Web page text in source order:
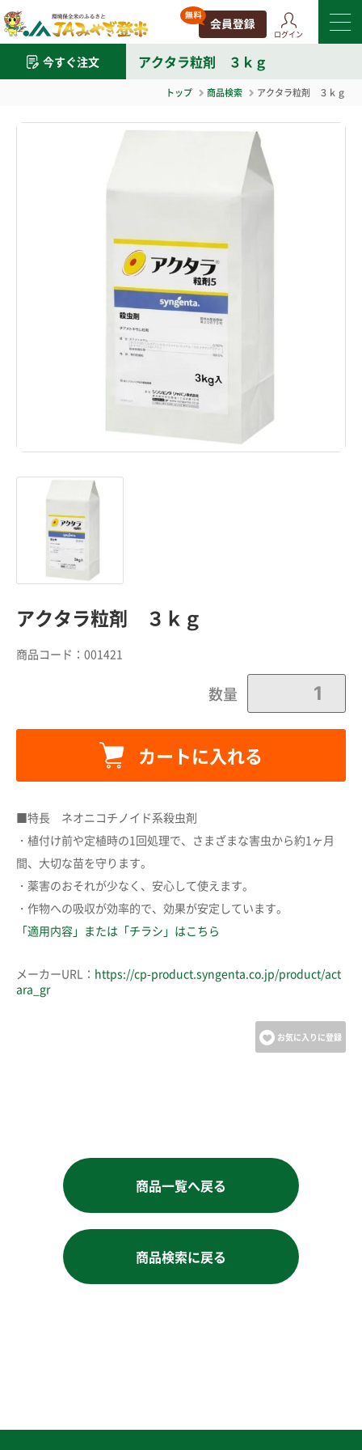
ログイン
今すぐ注文 アクタラ粒剤 ３ｋｇ
トップ 商品検索 アクタラ粒剤 ３ｋｇ
アクタラ粒剤 ３ｋｇ
商品コード： 001421
数量
カートに入れる
お買い物を続ける
カートへ進む
■特長 ネオニコチノイド系殺虫剤
・植付け前や定植時の1回処理で、さまざまな害虫から約1ヶ月
間、大切な苗を守ります。
・薬害のおそれが少なく、安心して使えます。
・作物への吸収が効率的で、効果が安定しています。
「適用内容」または「チラシ」はこちら
メーカーURL： https://cp-product.syngenta.co.jp/product/act
ara_gr
お気に入りに登録
商品一覧へ戻る
商品検索に戻る